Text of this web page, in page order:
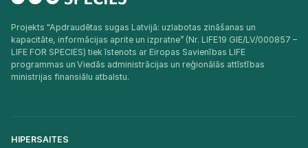
Projekts "Apdraudētas sugas Latvijā: uzlabotas zināšanas un
kapacitāte, informācijas aprite un izpratne” (Nr. LIFE19 GIE/LV/000857 –
LIFE FOR SPECIES) tiek īstenots ar Eiropas Savienības LIFE
programmas un Viedās administrācijas un reģionālās attīstības
ministrijas finansiālu atbalstu.​
HIPERSAITES